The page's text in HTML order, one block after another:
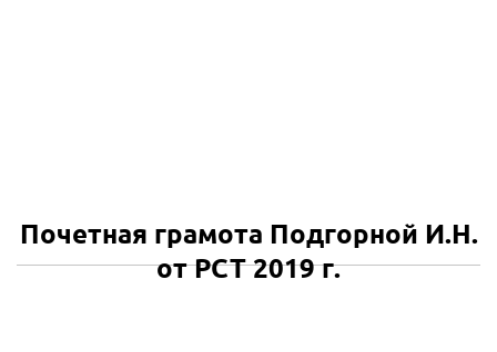
Почетная грамота Подгорной И.Н.
от РСТ 2019 г.